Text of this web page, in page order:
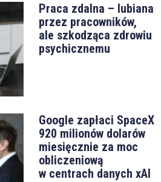
Praca zdalna – lubiana
przez pracowników,
ale szkodząca zdrowiu
psychicznemu
Google zapłaci SpaceX
920 milionów dolarów
miesięcznie za moc
obliczeniową
w centrach danych xAI